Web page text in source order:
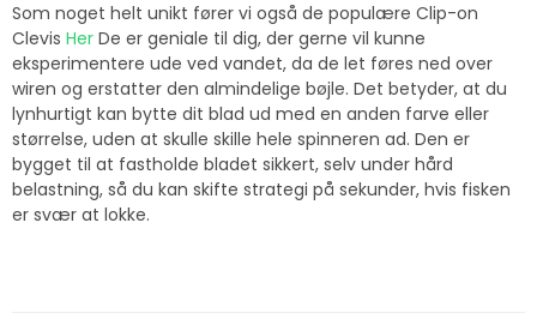
Som noget helt unikt fører vi også de populære Clip-on
Clevis Her De er geniale til dig, der gerne vil kunne
eksperimentere ude ved vandet, da de let føres ned over
wiren og erstatter den almindelige bøjle. Det betyder, at du
lynhurtigt kan bytte dit blad ud med en anden farve eller
størrelse, uden at skulle skille hele spinneren ad. Den er
bygget til at fastholde bladet sikkert, selv under hård
belastning, så du kan skifte strategi på sekunder, hvis fisken
er svær at lokke.